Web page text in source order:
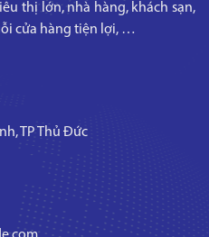
thị lớn, nhà hàng, khách sạn,
cửa hàng tiện lợi, …
TP Thủ Đức